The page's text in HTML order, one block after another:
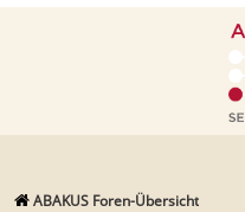
ABAKUS Foren-Übersicht